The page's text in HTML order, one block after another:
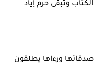
وتبقى حرم إياد
ورءاها يطلقون